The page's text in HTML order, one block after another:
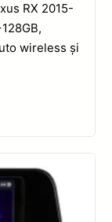
RX 2015-
wireless și